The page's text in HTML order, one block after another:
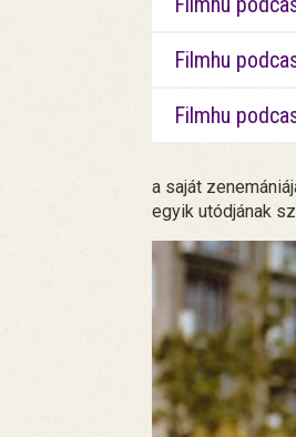
Filmhu
Filmhu
a saját
egyik utódjának